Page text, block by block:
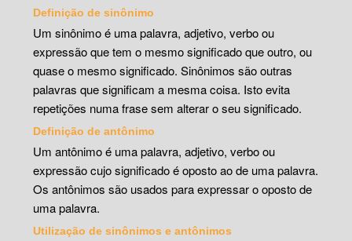
Definição de sinônimo
Um sinônimo é uma palavra, adjetivo, verbo ou
expressão que tem o mesmo significado que outro, ou
quase o mesmo significado. Sinônimos são outras
palavras que significam a mesma coisa. Isto evita
repetições numa frase sem alterar o seu significado.
Definição de antônimo
Um antônimo é uma palavra, adjetivo, verbo ou
expressão cujo significado é oposto ao de uma palavra.
Os antônimos são usados para expressar o oposto de
uma palavra.
Utilização de sinônimos e antônimos